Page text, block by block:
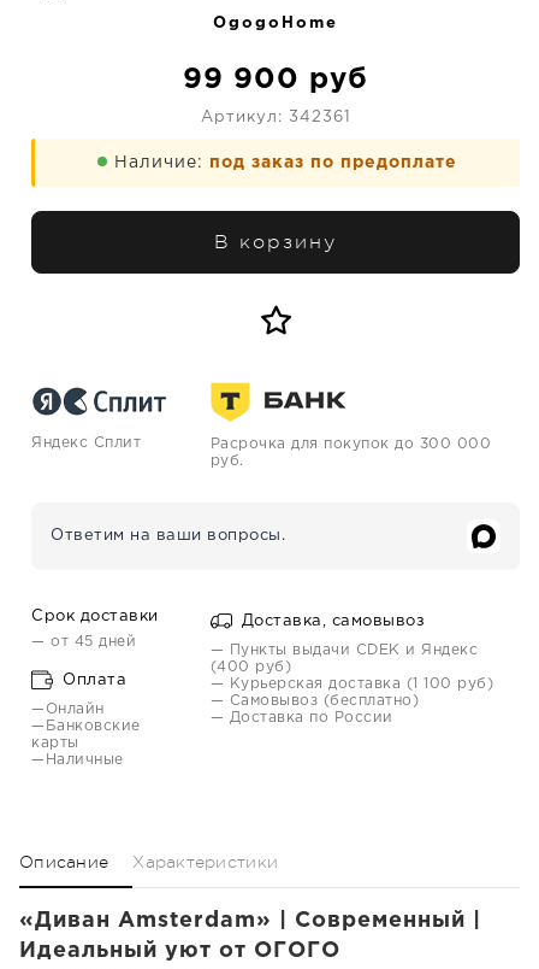
OgogoHome
99 900 руб
Артикул: 342361
Наличие: под заказ по предоплате
В корзину
Яндекс Сплит
Расрочка для покупок до 300 000
руб.
Ответим на ваши вопросы.
Срок доставки
— от 45 дней
Оплата
—Онлайн
—Банковские
карты
—Наличные
Доставка, самовывоз
— Пункты выдачи CDEK и Яндекс
(400 руб)
— Курьерская доставка (1 100 руб)
— Самовывоз (бесплатно)
— Доставка по России
Описание Характеристики
«Диван Amsterdam» | Современный |
Идеальный уют от ОГОГО